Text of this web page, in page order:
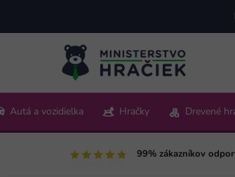
obsah
Pon-Pia 9:00-15:00
Autá a vozidielka Hračky Drevené
99% zákazníkov